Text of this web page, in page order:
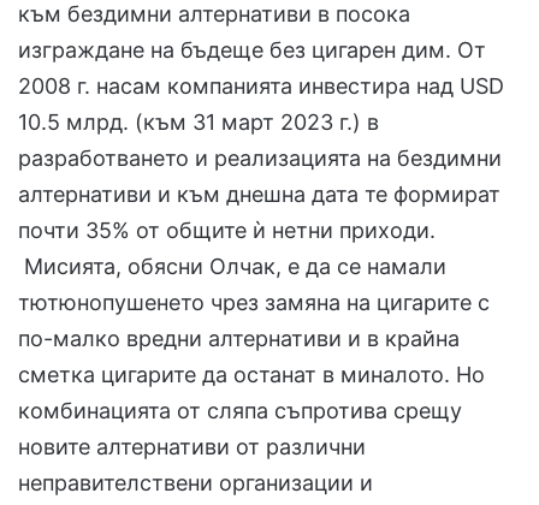
към бездимни алтернативи в посока
изграждане на бъдеще без цигарен дим. От
2008 г. насам компанията инвестира над USD
10.5 млрд. (към 31 март 2023 г.) в
разработването и реализацията на бездимни
алтернативи и към днешна дата те формират
почти 35% от общите ѝ нетни приходи.
Мисията, обясни Олчак, е да се намали
тютюнопушенето чрез замяна на цигарите с
по-малко вредни алтернативи и в крайна
сметка цигарите да останат в миналото. Но
комбинацията от сляпа съпротива срещу
новите алтернативи от различни
неправителствени организации и